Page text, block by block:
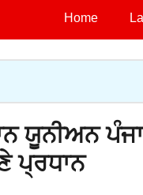
Home
ਯੂਨੀਅਨ
ਪ੍ਰਧਾਨ